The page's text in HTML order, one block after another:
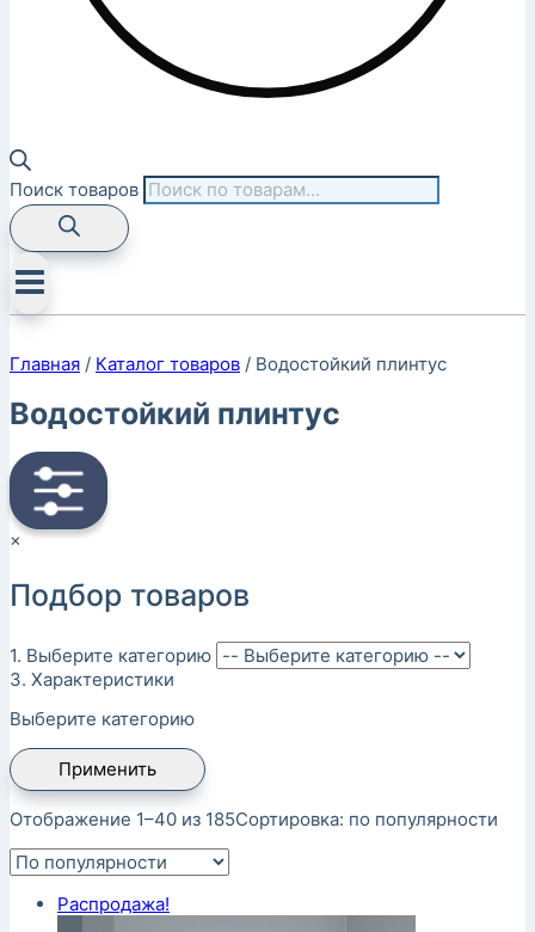
Поиск товаров
Главная / Каталог товаров / Водостойкий плинтус
Водостойкий плинтус
×
Подбор товаров
1. Выберите категорию
3. Характеристики
Выберите категорию
Применить
Отображение 1–40 из 185Сортировка: по популярности
Распродажа!